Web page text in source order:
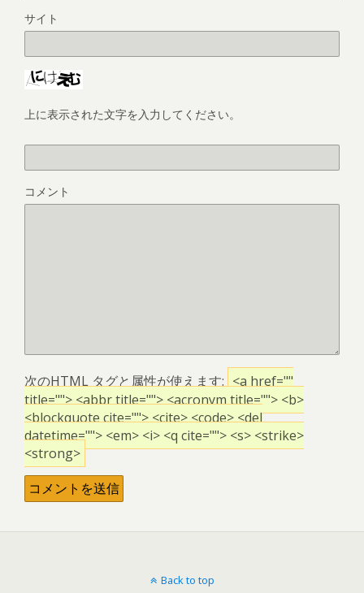
サイト
上に表示された文字を入力してください。
コメント
次のHTML タグと属性が使えます: <a href=""
title=""> <abbr title=""> <acronym title=""> <b>
<blockquote cite=""> <cite> <code> <del
datetime=""> <em> <i> <q cite=""> <s> <strike>
<strong>
Back to top